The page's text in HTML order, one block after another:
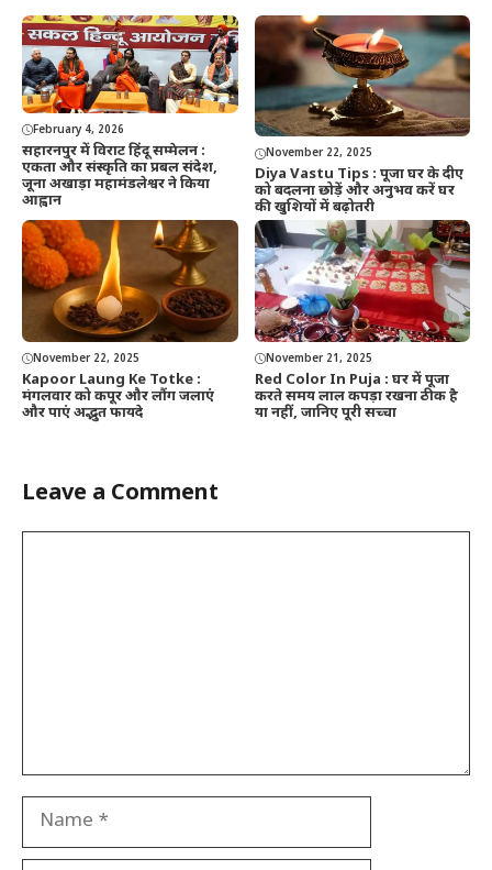
February 4, 2026
सहारनपुर में विराट हिंदू सम्मेलन :
एकता और संस्कृति का प्रबल संदेश,
जूना अखाड़ा महामंडलेश्वर ने किया
आह्वान
November 22, 2025
Diya Vastu Tips : पूजा घर के दीए
को बदलना छोड़ें और अनुभव करें घर
की खुशियों में बढ़ोतरी
November 22, 2025
Kapoor Laung Ke Totke :
मंगलवार को कपूर और लौंग जलाएं
और पाएं अद्भुत फायदे
November 21, 2025
Red Color In Puja : घर में पूजा
करते समय लाल कपड़ा रखना ठीक है
या नहीं, जानिए पूरी सच्चा
Leave a Comment
Name